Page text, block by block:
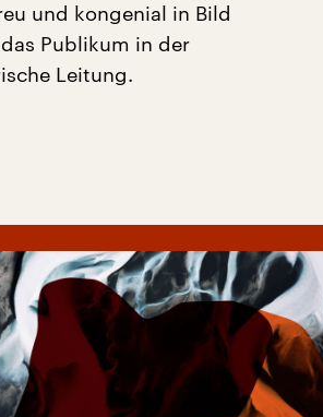
und kongenial in Bild
Publikum in der
Leitung.